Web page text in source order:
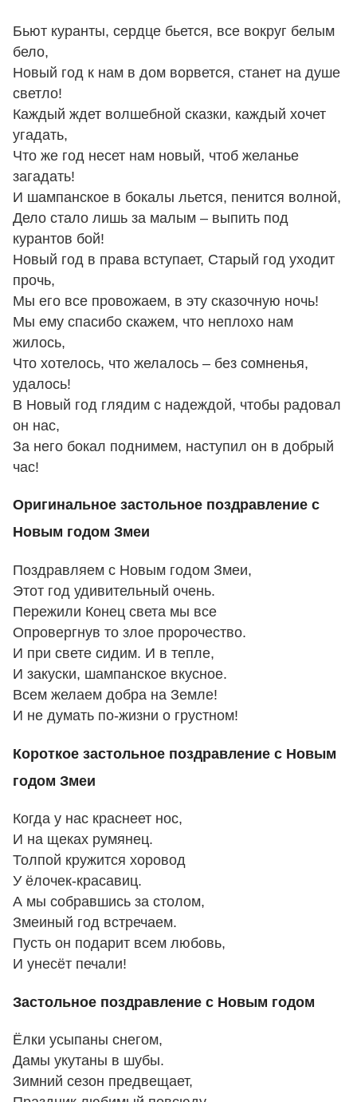
Бьют куранты, сердце бьется, все вокруг белым
бело,
Новый год к нам в дом ворвется, станет на душе
светло!
Каждый ждет волшебной сказки, каждый хочет
угадать,
Что же год несет нам новый, чтоб желанье
загадать!
И шампанское в бокалы льется, пенится волной,
Дело стало лишь за малым – выпить под
курантов бой!
Новый год в права вступает, Старый год уходит
прочь,
Мы его все провожаем, в эту сказочную ночь!
Мы ему спасибо скажем, что неплохо нам
жилось,
Что хотелось, что желалось – без сомненья,
удалось!
В Новый год глядим с надеждой, чтобы радовал
он нас,
За него бокал поднимем, наступил он в добрый
час!
Оригинальное застольное поздравление с
Новым годом Змеи
Поздравляем с Новым годом Змеи,
Этот год удивительный очень.
Пережили Конец света мы все
Опровергнув то злое пророчество.
И при свете сидим. И в тепле,
И закуски, шампанское вкусное.
Всем желаем добра на Земле!
И не думать по-жизни о грустном!
Короткое застольное поздравление с Новым
годом Змеи
Когда у нас краснеет нос,
И на щеках румянец.
Толпой кружится хоровод
У ёлочек-красавиц.
А мы собравшись за столом,
Змеиный год встречаем.
Пусть он подарит всем любовь,
И унесёт печали!
Застольное поздравление с Новым годом
Ёлки усыпаны снегом,
Дамы укутаны в шубы.
Зимний сезон предвещает,